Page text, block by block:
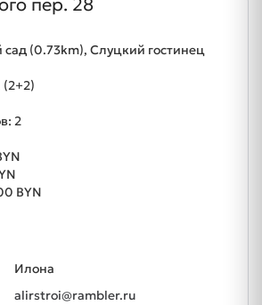
пер. 28
(0.73km), Слуцкий гостинец
(2+2)
2
BYN
Илона
alirstroi@rambler.ru